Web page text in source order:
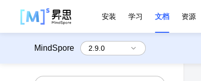
安装 学习 文档 资源
MindSpore